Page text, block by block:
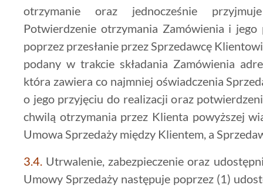
otrzymanie oraz jednocześnie
Potwierdzenie otrzymania Zamówienia i
poprzez przesłanie przez Sprzedawcę
podany w trakcie składania Zamówienia
która zawiera co najmniej oświadczenia
o jego przyjęciu do realizacji oraz
chwilą otrzymania przez Klienta powyższej
Umowa Sprzedaży między Klientem, a
3.4. Utrwalenie, zabezpieczenie oraz
Umowy Sprzedaży następuje poprzez (1)